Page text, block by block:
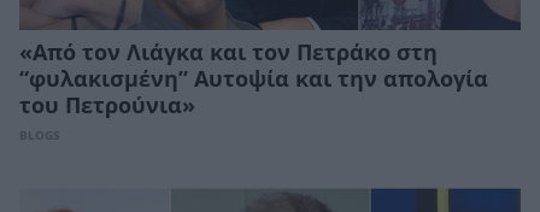
«Από τον Λιάγκα και τον Πετράκο στη
“φυλακισμένη” Αυτοψία και την απολογία
του Πετρούνια»
BLOGS